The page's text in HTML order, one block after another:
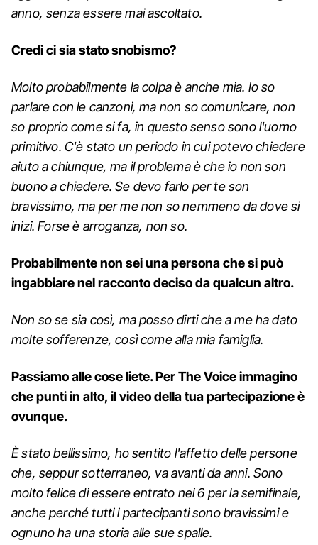
anno, senza essere mai ascoltato.
Credi ci sia stato snobismo?
Molto probabilmente la colpa è anche mia. Io so
parlare con le canzoni, ma non so comunicare, non
so proprio come si fa, in questo senso sono l'uomo
primitivo. C'è stato un periodo in cui potevo chiedere
aiuto a chiunque, ma il problema è che io non son
buono a chiedere. Se devo farlo per te son
bravissimo, ma per me non so nemmeno da dove si
inizi. Forse è arroganza, non so.
Probabilmente non sei una persona che si può
ingabbiare nel racconto deciso da qualcun altro.
Non so se sia così, ma posso dirti che a me ha dato
molte sofferenze, così come alla mia famiglia.
Passiamo alle cose liete. Per The Voice immagino
che punti in alto, il video della tua partecipazione è
ovunque.
È stato bellissimo, ho sentito l'affetto delle persone
che, seppur sotterraneo, va avanti da anni. Sono
molto felice di essere entrato nei 6 per la semifinale,
anche perché tutti i partecipanti sono bravissimi e
ognuno ha una storia alle sue spalle.